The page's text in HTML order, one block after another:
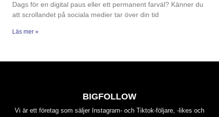
Dags för en digital paus eller ett permanent farväl? Känner du
att scrollandet på sociala medier tar över din tid
Läs mer »
BIGFOLLOW
Vi är ett företag som säljer Instagram- och Tiktok-följare, -likes och